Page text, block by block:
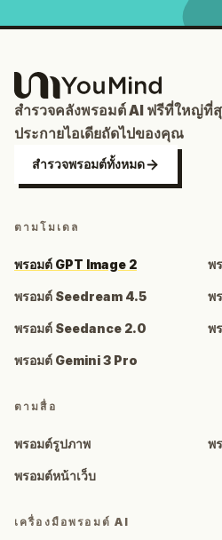
สำรวจคลังพรอมต์ AI ฟรีที่ใหญ่ที่
ประกายไอเดียถัดไปของคุณ
สำรวจพรอมต์ทั้งหมด
ตามโมเดล
พรอมต์ GPT Image 2 พ
พรอมต์ Seedream 4.5 พ
พรอมต์ Seedance 2.0 พ
พรอมต์ Gemini 3 Pro
ตามสื่อ
พรอมต์รูปภาพ พ
พรอมต์หน้าเว็บ
เครื่องมือพรอมต์ AI